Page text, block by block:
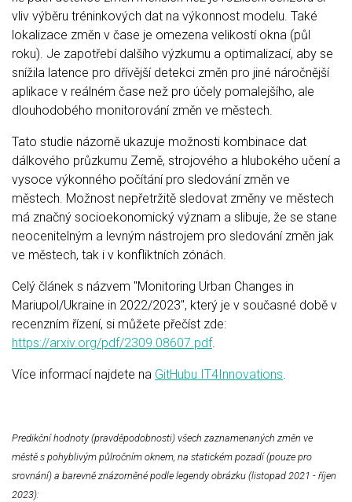
vliv výběru tréninkových dat na výkonnost modelu. Také
lokalizace změn v čase je omezena velikostí okna (půl
roku). Je zapotřebí dalšího výzkumu a optimalizací, aby se
snížila latence pro dřívější detekci změn pro jiné náročnější
aplikace v reálném čase než pro účely pomalejšího, ale
dlouhodobého monitorování změn ve městech.
Tato studie názorně ukazuje možnosti kombinace dat
dálkového průzkumu Země, strojového a hlubokého učení a
vysoce výkonného počítání pro sledování změn ve
městech. Možnost nepřetržitě sledovat změny ve městech
má značný socioekonomický význam a slibuje, že se stane
neocenitelným a levným nástrojem pro sledování změn jak
ve městech, tak i v konfliktních zónách.
Celý článek s názvem "Monitoring Urban Changes in
Mariupol/Ukraine in 2022/2023", který je v současné době v
recenzním řízení, si můžete přečíst zde:
https://arxiv.org/pdf/2309.08607.pdf.
Více informací najdete na GitHubu IT4Innovations.
Predikční hodnoty (pravděpodobnosti) všech zaznamenaných změn ve
městě s pohyblivým půlročním oknem, na statickém pozadí (pouze pro
srovnání) a barevně znázorněné podle legendy obrázku (listopad 2021 - říjen
2023):